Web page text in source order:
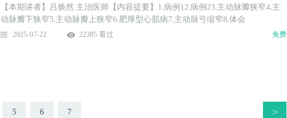
【本期讲者】吕焕然 主治医师【内容提要】1.病例12.病例23.主动脉瓣狭窄4.主
动脉瓣下狭窄5.主动脉瓣上狭窄6.肥厚型心肌病7.主动脉弓缩窄8.体会
2025-07-22 22385 看过 免费
5 6 7 >